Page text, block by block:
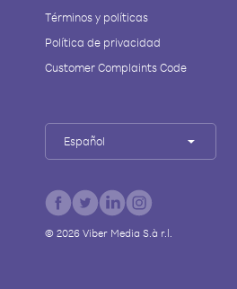
Términos y políticas
Política de privacidad
Customer Complaints Code
Español
© 2026Viber Media S.à r.l.